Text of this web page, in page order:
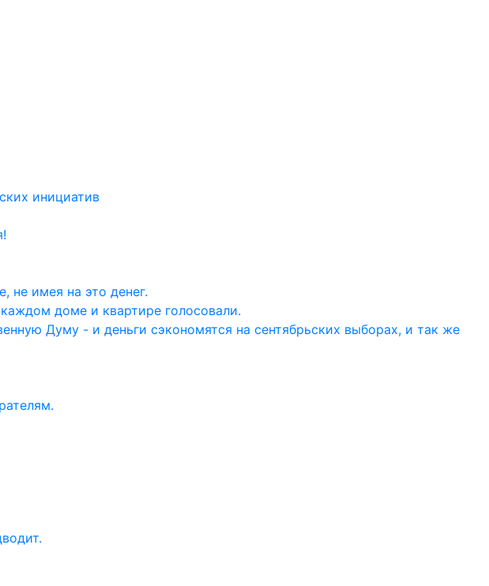
инициатив
не имея на это денег.
доме и квартире голосовали.
Думу - и деньги сэкономятся на сентябрьских выборах, и так же